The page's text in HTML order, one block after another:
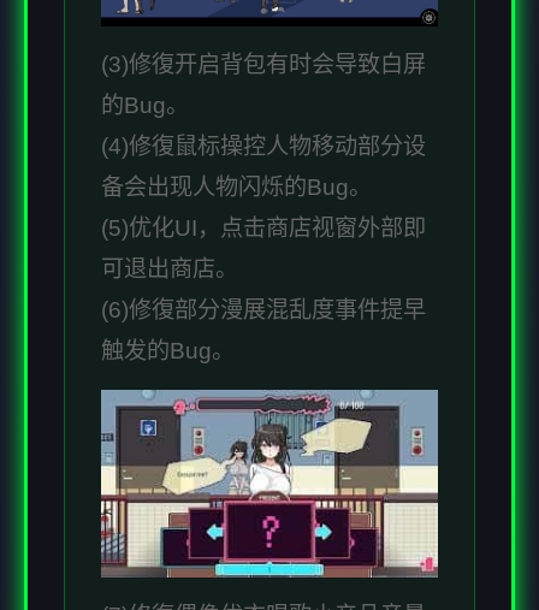
(3)修復开启背包有时会导致白屏
的Bug。
(4)修復鼠标操控人物移动部分设
备会出现人物闪烁的Bug。
(5)优化UI，点击商店视窗外部即
可退出商店。
(6)修復部分漫展混乱度事件提早
触发的Bug。